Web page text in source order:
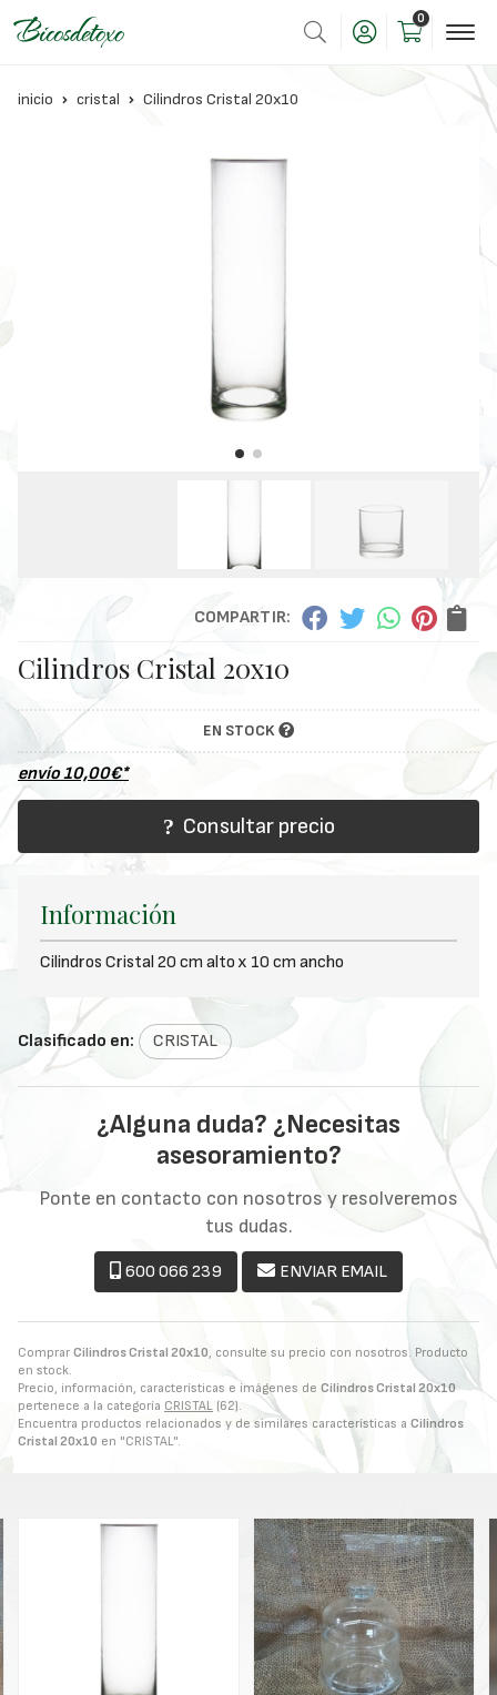
0
inicio cristal Cilindros Cristal 20x10
COMPARTIR:
Cilindros Cristal 20x10
EN STOCK
envío10,00€*
Consultar precio
Comprar Cilindros Cristal 20x10, consulte su precio con nosotros. Producto
en stock.
Precio, información, características e imágenes de Cilindros Cristal 20x10
pertenece a la categoría CRISTAL (62).
Encuentra productos relacionados y de similares características a Cilindros
Cristal 20x10 en "CRISTAL".
Información
Cilindros Cristal 20 cm alto x 10 cm ancho
Clasificado en: CRISTAL
¿Alguna duda? ¿Necesitas
asesoramiento?
Ponte en contacto con nosotros y resolveremos
tus dudas.
600 066 239 ENVIAR EMAIL